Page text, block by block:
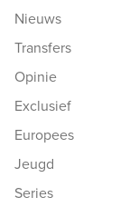
Nieuws
Transfers
Opinie
Exclusief
Europees
Jeugd
Series